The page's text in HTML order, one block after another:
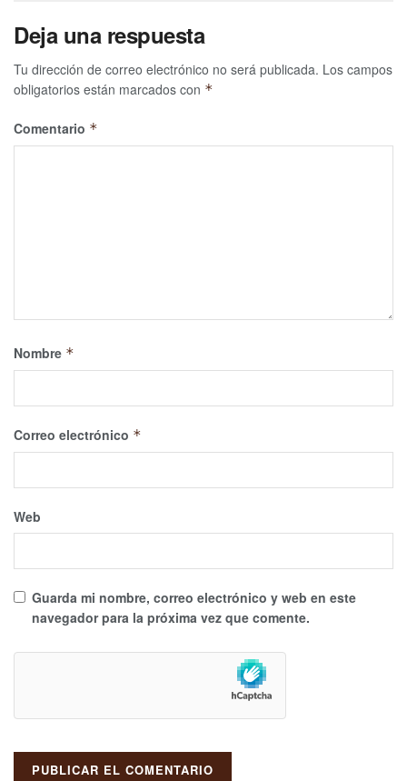
Deja una respuesta
Tu dirección de correo electrónico no será publicada. Los campos
obligatorios están marcados con *
Comentario *
Nombre *
Correo electrónico *
Web
Guarda mi nombre, correo electrónico y web en este
navegador para la próxima vez que comente.